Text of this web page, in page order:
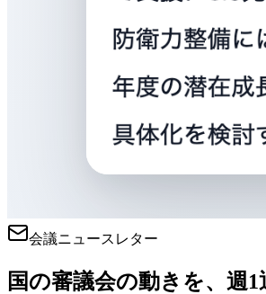
会議ニュースレター
国の審議会の動きを、週